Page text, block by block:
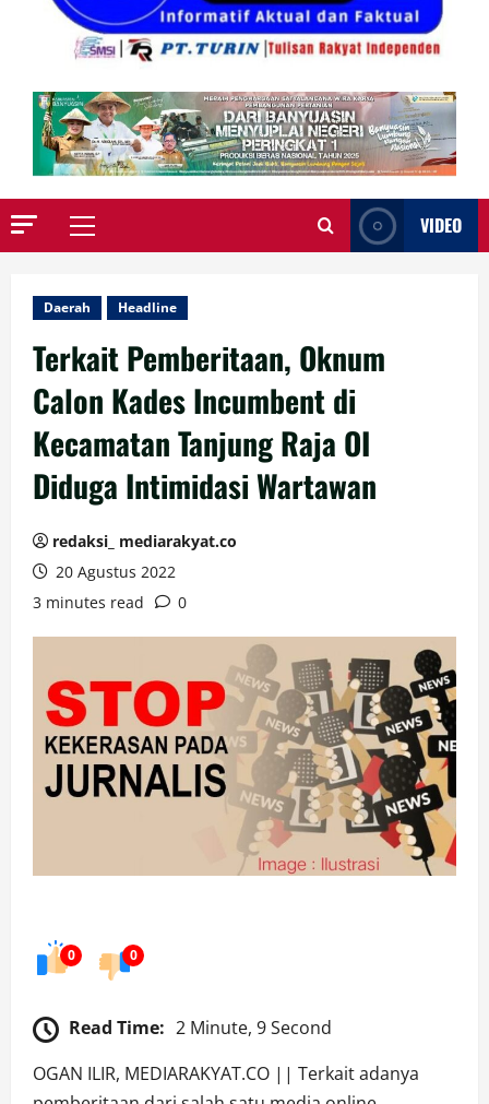
Primary
VIDEO
Daerah Headline
Terkait Pemberitaan, Oknum
Calon Kades Incumbent di
Kecamatan Tanjung Raja OI
Diduga Intimidasi Wartawan
redaksi_ mediarakyat.co
20 Agustus 2022
3 minutes read
0
0 0
Read Time: 2 Minute, 9 Second
OGAN ILIR, MEDIARAKYAT.CO || Terkait adanya